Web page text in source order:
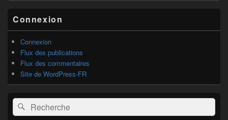
Connexion
Connexion
Flux des publications
Flux des commentaires
Site de WordPress-FR
Recherche :Rechercher